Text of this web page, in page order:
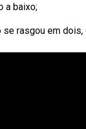
a baixo;
rasgou em